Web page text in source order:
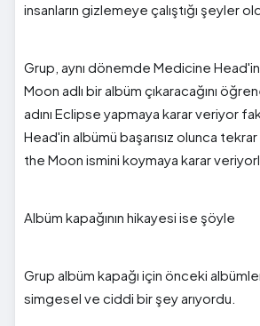
insanların gizlemeye çalıştığı şeyler
Grup, aynı dönemde Medicine
Moon adlı bir albüm çıkaracağını
adını Eclipse yapmaya karar veriyor
Head'in albümü başarısız olunca
the Moon ismini koymaya karar
Albüm kapağının hikayesi ise şöyle
Grup albüm kapağı için önceki
simgesel ve ciddi bir şey arıyordu.